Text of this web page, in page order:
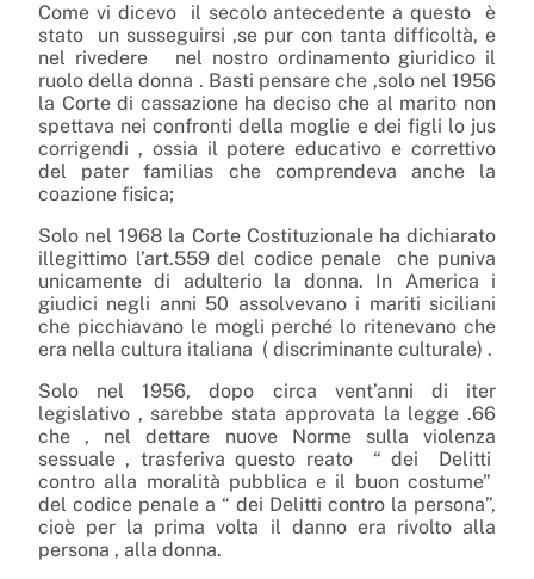
Come vi dicevo
il secolo antecedente a questo
è
stato
un susseguirsi ,se pur con tanta difficoltà, e
nel rivedere
nel nostro ordinamento giuridico il
ruolo della donna . Basti pensare che ,solo nel 1956
la Corte di cassazione ha deciso che al marito non
spettava nei confronti della moglie e dei figli lo jus
corrigendi , ossia il potere educativo e correttivo
del pater familias che comprendeva anche la
coazione fisica;
Solo nel 1968 la Corte Costituzionale ha dichiarato
illegittimo l’art.559 del codice penale
che puniva
unicamente di adulterio la donna. In America i
giudici negli anni 50 assolvevano i mariti siciliani
che picchiavano le mogli perché lo ritenevano che
era nella cultura italiana ( discriminante culturale) .
Solo nel 1956, dopo circa vent’anni di iter
legislativo , sarebbe stata approvata la legge .66
che , nel dettare nuove Norme sulla violenza
sessuale , trasferiva questo reato
“ dei
Delitti
contro alla moralità pubblica e il buon costume”
del codice penale a “ dei Delitti contro la persona”,
cioè per la prima volta il danno era rivolto alla
persona , alla donna.